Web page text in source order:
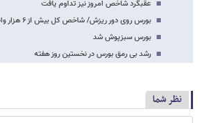
عقبگرد شاخص امروز نیز تداوم یافت
بورس روی دور ریزش/ شاخص کل بیش از ۶ هزار واحد ریخت
بورس سبزپوش شد
رشد بی رمق بورس در نخستین روز هفته
نظر شما